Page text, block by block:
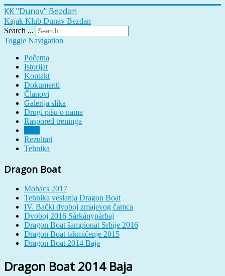
KK "Dunav" Bezdan
Kajak Klub Dunav Bezdan
Search ...
Toggle Navigation
Početna
Istorijat
Kontakt
Dokumenti
Članovi
Galerija slika
Drugi pišu o nama
Raspored treninga
Rezultati
Tehnika
Dragon Boat
Mohacs 2017
Tehnika veslanja Dragon Boat
IV. Bački dvoboj zmajevog čamca
Dvoboj 2016 Sárkánypárbaj
Dragon Boat šampionat Srbije 2016
Dragon Boat takmičenje 2015
Dragon Boat 2014 Baja
Dragon Boat 2014 Baja